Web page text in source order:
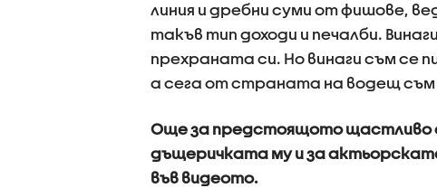
линия и дребни суми от фишове,
такъв тип доходи и печалби.
прехраната си. Но винаги съм се
а сега от страната на водещ съм
Още за предстоящото щастливо
дъщеричката му и за
във видеото.